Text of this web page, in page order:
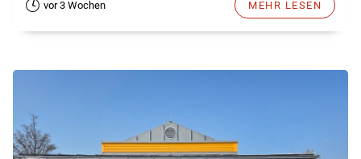
vor 3 Wochen MEHR LESEN